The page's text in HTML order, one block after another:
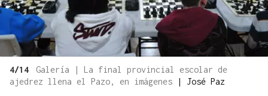
4/14
Galería | La final provincial escolar de
ajedrez llena el Pazo, en imágenes
| José Paz